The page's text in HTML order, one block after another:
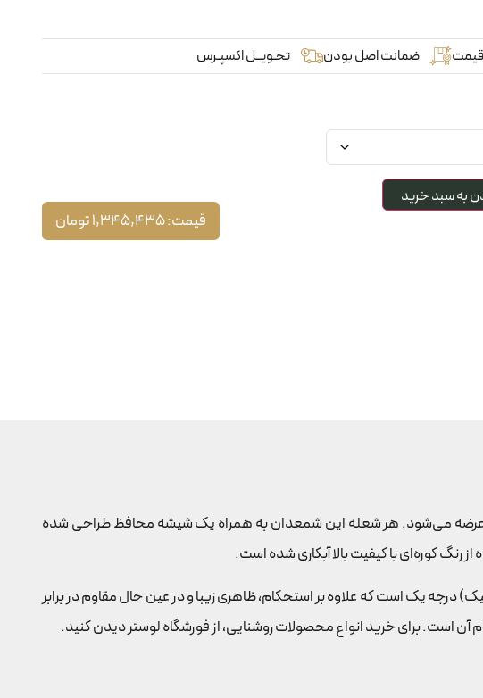
ضمانت اصل بودن تحـویــل اکسپـرس
به سبد خرید
قیمت:1,345,435تومان
می‌شود. هر شعله این شمعدان به همراه یک شیشه محافظ طراحی شده
رنگ کوره‌ای با کیفیت بالا آبکاری شده است.
درجه یک است که علاوه بر استحکام، ظاهری زیبا و در عین حال مقاوم در برابر